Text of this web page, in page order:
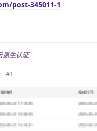
post-345011-1
原生认证
#1